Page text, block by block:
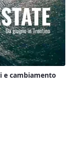
e cambiamento